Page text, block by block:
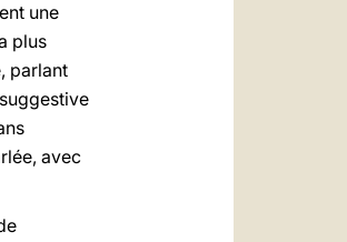
une
plus
parlant
avec